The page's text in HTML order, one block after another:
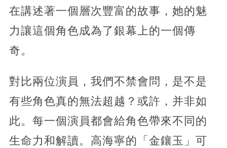
在講述著一個層次豐富的故事，她的魅
力讓這個角色成為了銀幕上的一個傳
奇。
對比兩位演員，我們不禁會問，是不是
有些角色真的無法超越？或許，并非如
此。每一個演員都會給角色帶來不同的
生命力和解讀。高海寧的「金鑲玉」可